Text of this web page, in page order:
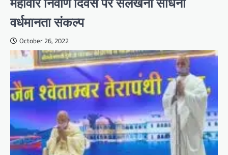
वर्धमानता संकल्प
October 26, 2022